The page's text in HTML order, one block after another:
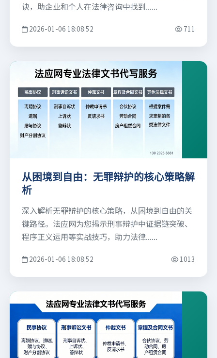
诀，助企业和个人在法律咨询中找到......
2026-01-06 18:08:52 711
从困境到自由：无罪辩护的核心策略解
析
深入解析无罪辩护的核心策略，从困境到自由的关
键路径。法应网为您揭示刑事辩护中证据链突破、
程序正义运用等实战技巧，助力法律......
2026-01-06 18:08:52 1013